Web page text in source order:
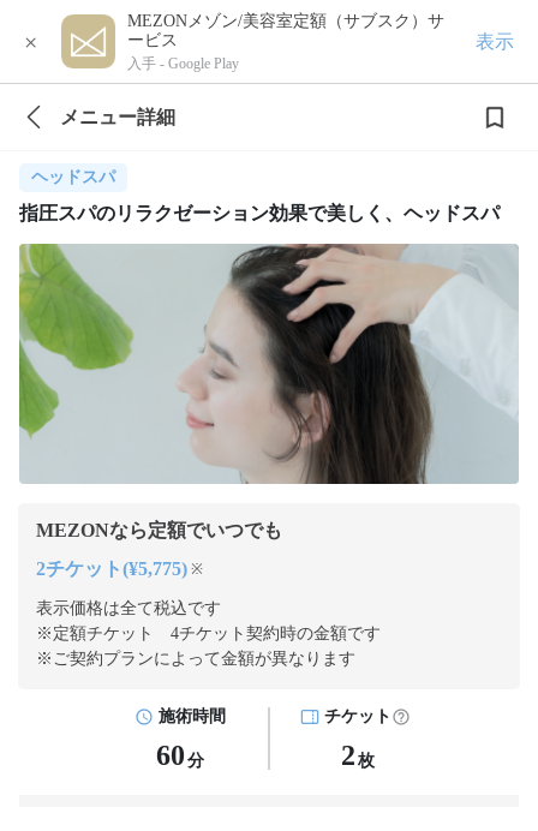
×
MEZONメゾン/美容室定額（サブスク）サ
ービス
入手 - Google Play
表示
メニュー詳細
ヘッドスパ
指圧スパのリラクゼーション効果で美しく、ヘッドスパ
MEZONなら定額でいつでも
2チケット(¥5,775) ※
表示価格は全て税込です
※定額チケット 4チケット契約時の金額です
※ご契約プランによって金額が異なります
施術時間
60 分
チケット
2 枚